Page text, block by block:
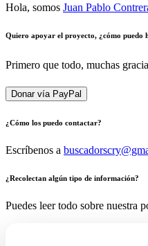
Hola, somos Juan Pablo
Quiero apoyar el proyecto, ¿cómo puedo
Primero que todo, muchas
Donar vía PayPal
¿Cómo los puedo contactar?
Escríbenos a
¿Recolectan algún tipo de información?
Puedes leer todo sobre nuestra